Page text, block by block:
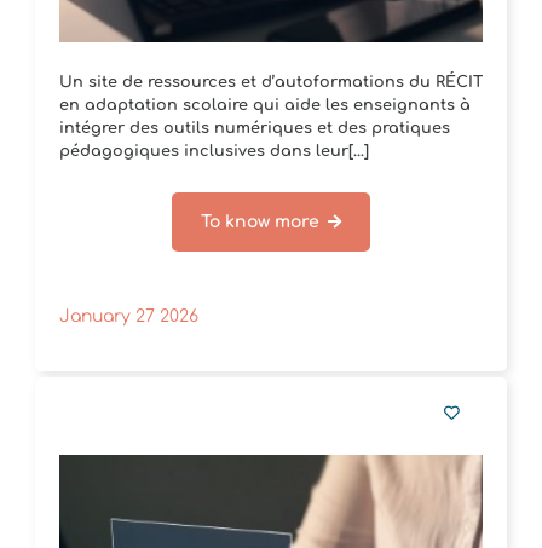
Un site de ressources et d’autoformations du RÉCIT
en adaptation scolaire qui aide les enseignants à
intégrer des outils numériques et des pratiques
pédagogiques inclusives dans leur[...]
To know more
January 27 2026